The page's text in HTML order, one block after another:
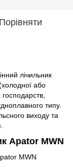
Порівняти
лічильник
або
типу.
виходу та
Apator MWN